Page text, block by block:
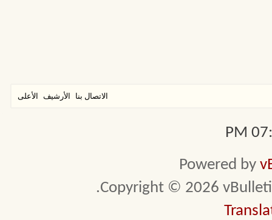
الاتصال بنا الأرشيف الأعلى
Powered by
Copyright © 2026